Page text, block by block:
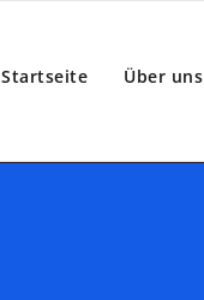
Startseite Über uns